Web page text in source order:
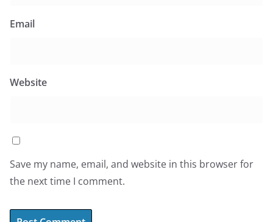
Email
Website
Save my name, email, and website in this browser for
the next time I comment.